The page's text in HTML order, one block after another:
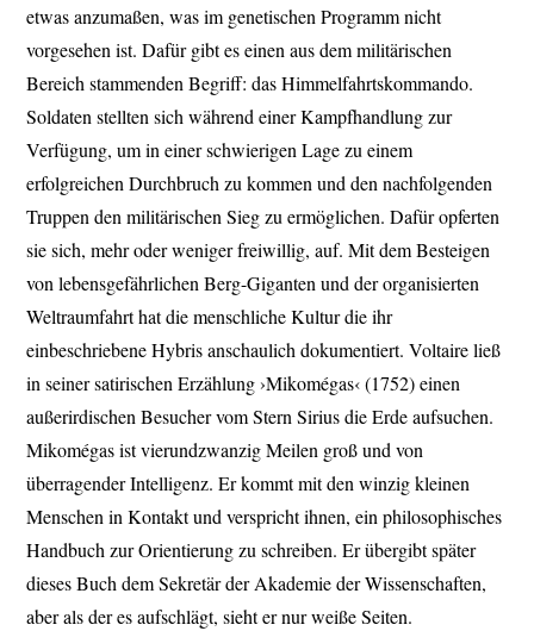
etwas anzumaßen, was im genetischen Programm nicht
vorgesehen ist. Dafür gibt es einen aus dem militärischen
Bereich stammenden Begriff: das Himmelfahrtskommando.
Soldaten stellten sich während einer Kampfhandlung zur
Verfügung, um in einer schwierigen Lage zu einem
erfolgreichen Durchbruch zu kommen und den nachfolgenden
Truppen den militärischen Sieg zu ermöglichen. Dafür opferten
sie sich, mehr oder weniger freiwillig, auf. Mit dem Besteigen
von lebensgefährlichen Berg-Giganten und der organisierten
Weltraumfahrt hat die menschliche Kultur die ihr
einbeschriebene Hybris anschaulich dokumentiert. Voltaire ließ
in seiner satirischen Erzählung ›Mikomégas‹ (1752) einen
außerirdischen Besucher vom Stern Sirius die Erde aufsuchen.
Mikomégas ist vierundzwanzig Meilen groß und von
überragender Intelligenz. Er kommt mit den winzig kleinen
Menschen in Kontakt und verspricht ihnen, ein philosophisches
Handbuch zur Orientierung zu schreiben. Er übergibt später
dieses Buch dem Sekretär der Akademie der Wissenschaften,
aber als der es aufschlägt, sieht er nur weiße Seiten.